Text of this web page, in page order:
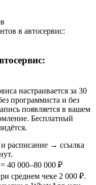
в автосервис:
настраивается за 30
программиста и без
появляется в вашем
Бесплатный
расписание → ссылка
40 000–80 000 ₽
среднем чеке 2 000 ₽.